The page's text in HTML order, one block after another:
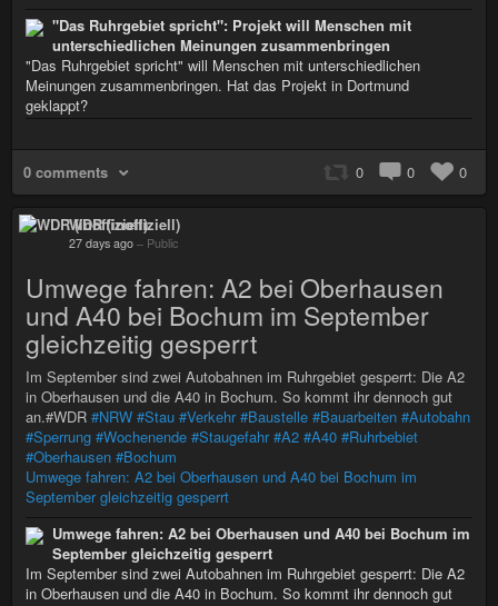
"Das Ruhrgebiet spricht": Projekt will Menschen mit
unterschiedlichen Meinungen zusammenbringen
"Das Ruhrgebiet spricht" will Menschen mit unterschiedlichen
Meinungen zusammenbringen. Hat das Projekt in Dortmund
geklappt?
0 comments 0 0 0
WDR (inoffiziell)
27 days ago – Public
Umwege fahren: A2 bei Oberhausen
und A40 bei Bochum im September
gleichzeitig gesperrt
Im September sind zwei Autobahnen im Ruhrgebiet gesperrt: Die A2
in Oberhausen und die A40 in Bochum. So kommt ihr dennoch gut
an.#WDR #NRW #Stau #Verkehr #Baustelle #Bauarbeiten #Autobahn
#Sperrung #Wochenende #Staugefahr #A2 #A40 #Ruhrbebiet
#Oberhausen #Bochum
Umwege fahren: A2 bei Oberhausen und A40 bei Bochum im
September gleichzeitig gesperrt
Umwege fahren: A2 bei Oberhausen und A40 bei Bochum im
September gleichzeitig gesperrt
Im September sind zwei Autobahnen im Ruhrgebiet gesperrt: Die A2
in Oberhausen und die A40 in Bochum. So kommt ihr dennoch gut